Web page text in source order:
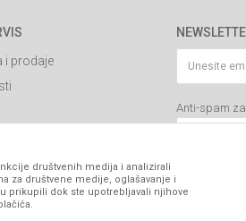
i prodaje
Anti-spam
VIBER I SMS
društvenih medija i analizirali
za društvene medije, oglašavanje i
prikupili dok ste upotrebljavali njihove